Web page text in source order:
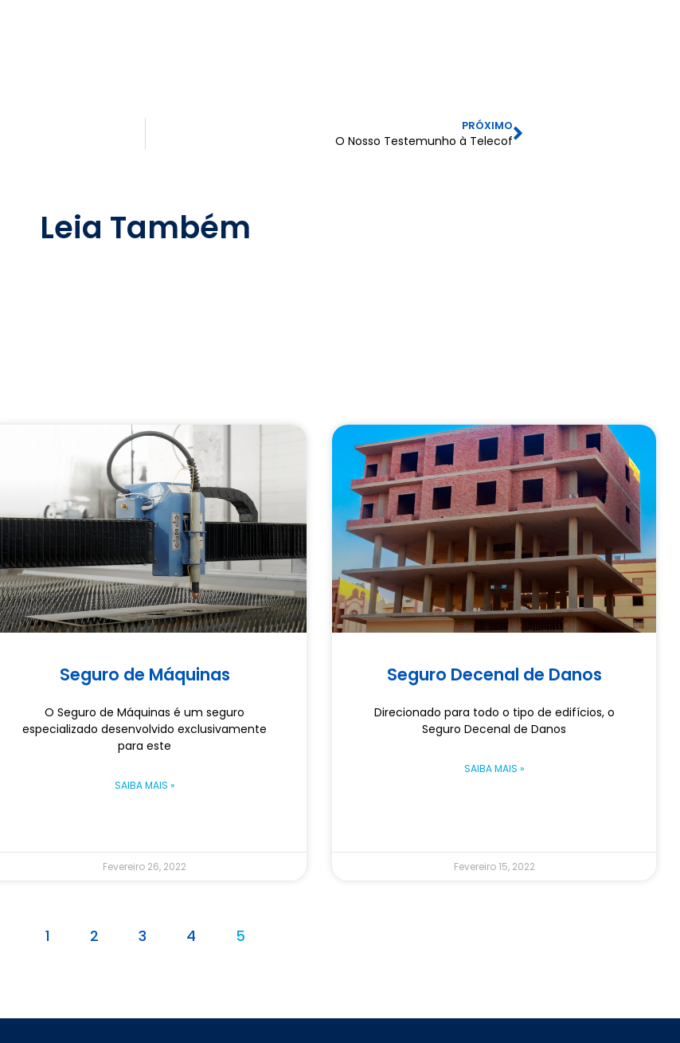
PRÓXIMO
O Nosso Testemunho à Telecof
Leia Também
Seguro de Máquinas
O Seguro de Máquinas é um seguro
especializado desenvolvido exclusivamente
para este
SAIBA MAIS »
Fevereiro 26, 2022
Seguro Decenal de Danos
Direcionado para todo o tipo de edifícios, o
Seguro Decenal de Danos
SAIBA MAIS »
Fevereiro 15, 2022
1 2 3 4 5